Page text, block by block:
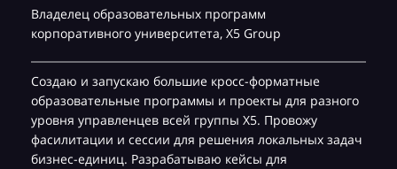
Владелец образовательных программ
корпоративного университета, Х5 Group
Создаю и запускаю большие кросс-форматные
образовательные программы и проекты для разного
уровня управленцев всей группы Х5. Провожу
фасилитации и сессии для решения локальных задач
бизнес-единиц. Разрабатываю кейсы для